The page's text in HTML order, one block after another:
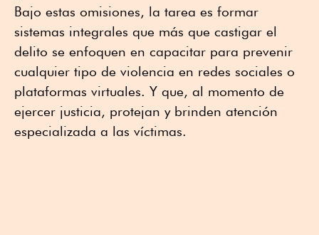
Bajo estas omisiones, la tarea es formar
sistemas integrales que más que castigar el
delito se enfoquen en capacitar para prevenir
cualquier tipo de violencia en redes sociales o
plataformas virtuales. Y que, al momento de
ejercer justicia, protejan y brinden atención
especializada a las víctimas.